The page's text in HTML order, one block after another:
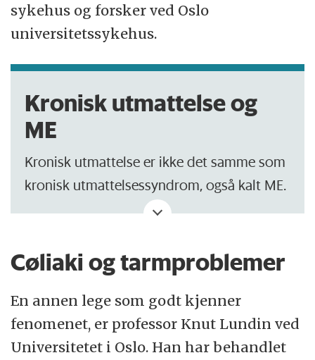
sykehus og forsker ved Oslo
universitetssykehus.
Kronisk utmattelse og
ME
Kronisk utmattelse er ikke det samme som
kronisk utmattelsessyndrom, også kalt ME.
kreft eller nerveødeleggende sykdom. ME
er også preget av fatigue, men har i dag
ingen kjent grunnsykdom. I mange tilfeller
ser ME ut til å oppstå etter en infeksjon.
Cøliaki og tarmproblemer
En annen lege som godt kjenner
fenomenet, er professor Knut Lundin ved
Universitetet i Oslo. Han har behandlet